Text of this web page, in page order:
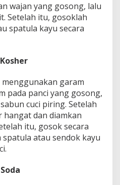
wajan yang gosong, lalu
Setelah itu, gosoklah
spatula ‎kayu secara
garam
‎pada panci yang gosong,
cuci piring. Setelah
dan diamkan
itu, ‎gosok secara
atau sendok kayu